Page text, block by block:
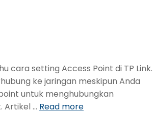
cara setting Access Point di TP Link.
ke jaringan meskipun Anda
untuk menghubungkan
Artikel … Read more